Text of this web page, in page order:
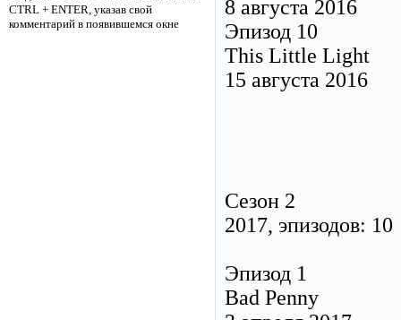
8 августа 2016
Эпизод 10
This Little Light
15 августа 2016
Сезон 2
2017, эпизодов: 10
Эпизод 1
Bad Penny
CTRL + ENTER, указав свой
комментарий в появившемся окне